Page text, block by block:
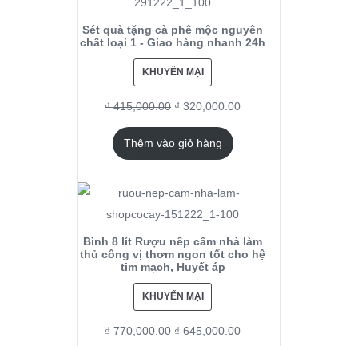
Sét quà tặng cà phê mộc nguyên
chất loại 1 - Giao hàng nhanh 24h
KHUYẾN MẠI
₫415,000.00 ₫ 320,000.00
Thêm vào giỏ hàng
Bình 8 lít Rượu nếp cẩm nhà làm
thủ công vị thơm ngon tốt cho hệ
tim mạch, Huyết áp
KHUYẾN MẠI
₫770,000.00 ₫ 645,000.00